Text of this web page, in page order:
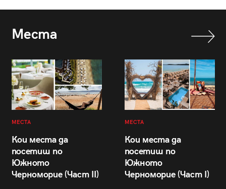
Места
МЕСТА
Кои места да
посетиш по
Южното
Черноморие (Част II)
МЕСТА
Кои места да
посетиш по
Южното
Черноморие (Част I)